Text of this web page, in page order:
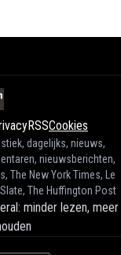
RSSCookies
dagelijks, nieuws,
nieuwsberichten,
The New York Times, Le
The Huffington Post
minder lezen, meer